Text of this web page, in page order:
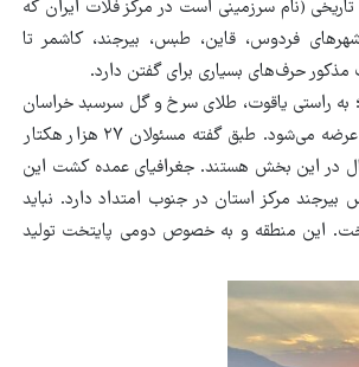
(نام سرزمینی است در مرکز فلات ایران که
فردوس، قاین، طبس، بیرجند، کاشمر تا
مذکور حرف‌های بسیاری برای گفتن دارد.
به راستی یاقوت، طلای سرخ و گل سرسبد خراسان
جنوبی‌هاست؛ محصولی که ۹۸درصد جهانی آن در این منطقه تولید و به بازار عرضه می‌شود. طبق گفته مسئولان ۲۷ هزار هکتار
تولیدکننده و فعال در این بخش هستند. جغرافیای عمده کشت این
مرکز استان در جنوب امتداد دارد. نباید
این منطقه و به خصوص دومی پایتخت تولید